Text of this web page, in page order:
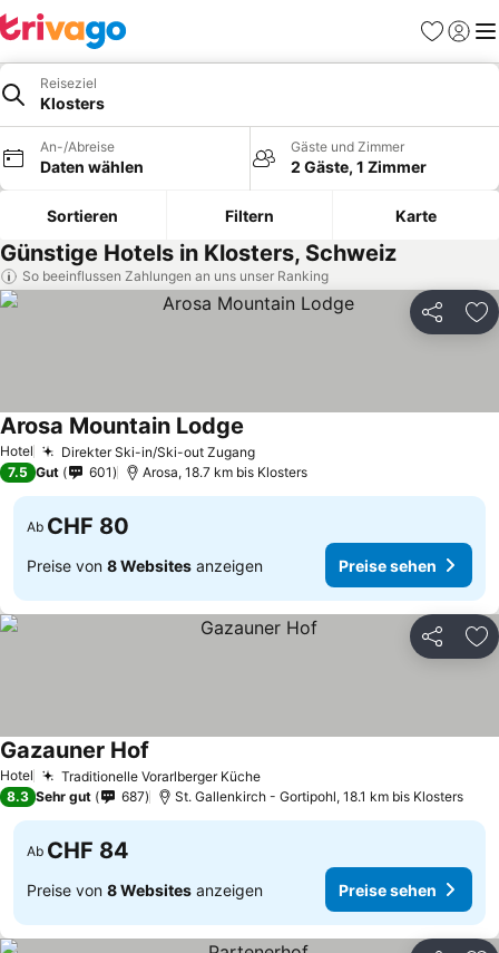
Favoriten
Reiseziel
Klosters
An-/Abreise
Daten wählen
Gäste und Zimmer
2 Gäste, 1 Zimmer
Sortieren Filtern Karte
Günstige Hotels in Klosters, Schweiz
So beeinflussen Zahlungen an uns unser Ranking
Teilen
Hotel Direkter Ski-in/Ski-out Zugang
Arosa Mountain Lodge
7.5 Gut 601 Arosa, 18.7 km bis Klosters
Ab CHF 80
Preise von 8 Websites anzeigen Preise sehen
Teilen
Hotel Traditionelle Vorarlberger Küche
Gazauner Hof
8.3 Sehr gut 687 St. Gallenkirch - Gortipohl, 18.1 km bis Klosters
Ab CHF 84
Preise von 8 Websites anzeigen Preise sehen